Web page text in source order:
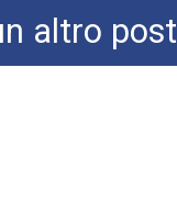
altro post